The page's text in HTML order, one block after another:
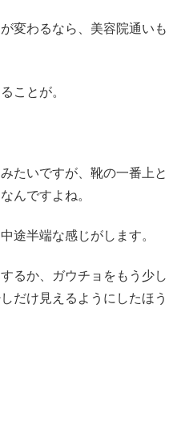
変わるなら、美容院通いも
ことが。
たいですが、靴の一番上と
んですよね。
途半端な感じがします。
るか、ガウチョをもう少し
だけ見えるようにしたほう